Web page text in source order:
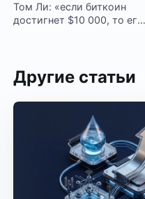
Том Ли: «если биткоин
достигнет $10 000, то его
Другие статьи